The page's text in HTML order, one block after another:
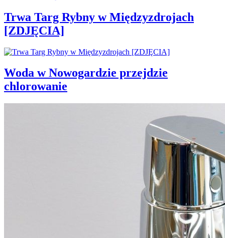
Trwa Targ Rybny w Międzyzdrojach
[ZDJĘCIA]
Woda w Nowogardzie przejdzie
chlorowanie